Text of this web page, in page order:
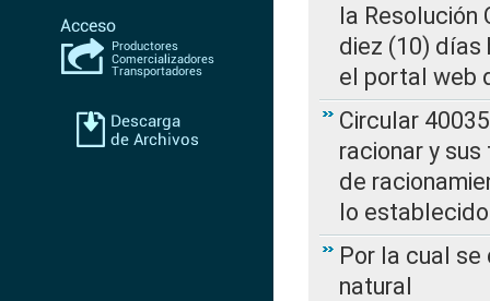
la Resolución
diez (10) días
el portal web
Circular
racionar y
de
lo
Por la cual
natural